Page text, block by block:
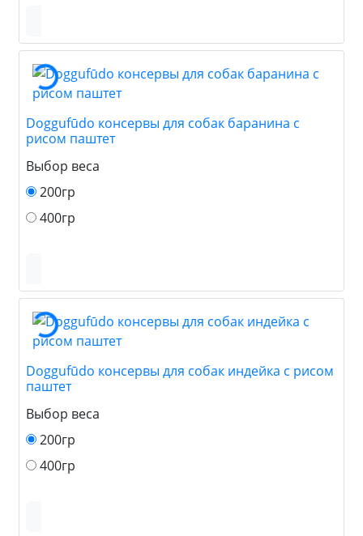
Doggufūdo консервы для собак баранина с
рисом паштет
Выбор веса
200гр
400гр
Doggufūdo консервы для собак индейка с рисом
паштет
Выбор веса
200гр
400гр